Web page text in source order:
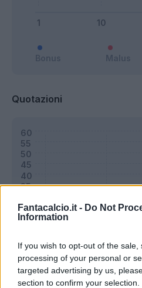
Fantacalcio.it - Do Not
Information
If you wish to opt-out of the
processing of your personal or
targeted advertising by us,
section to confirm your
Quotazioni